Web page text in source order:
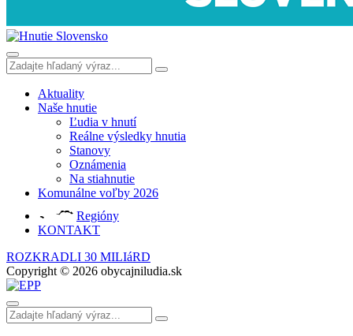
Aktuality
Naše hnutie
Ľudia v hnutí
Reálne výsledky hnutia
Stanovy
Oznámenia
Na stiahnutie
Komunálne voľby 2026
Regióny
KONTAKT
ROZKRADLI 30 MILIáRD
Copyright © 2026 obycajniludia.sk